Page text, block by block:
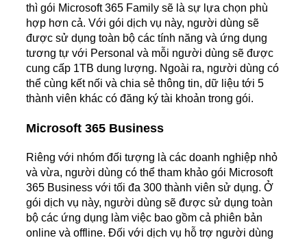
thì gói Microsoft 365 Family sẽ là sự lựa chọn phù
hợp hơn cả. Với gói dịch vụ này, người dùng sẽ
được sử dụng toàn bộ các tính năng và ứng dụng
tương tự với Personal và mỗi người dùng sẽ được
cung cấp 1TB dung lượng. Ngoài ra, người dùng có
thể cùng kết nối và chia sẻ thông tin, dữ liệu tới 5
thành viên khác có đăng ký tài khoản trong gói.
Microsoft 365 Business
Riêng với nhóm đối tượng là các doanh nghiệp nhỏ
và vừa, người dùng có thể tham khảo gói Microsoft
365 Business với tối đa 300 thành viên sử dụng. Ở
gói dịch vụ này, người dùng sẽ được sử dụng toàn
bộ các ứng dụng làm việc bao gồm cả phiên bản
online và offline. Đối với dịch vụ hỗ trợ người dùng